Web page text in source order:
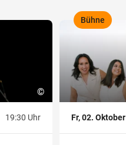
©
19:30 Uhr
Bühne
Fr, 02. Oktober